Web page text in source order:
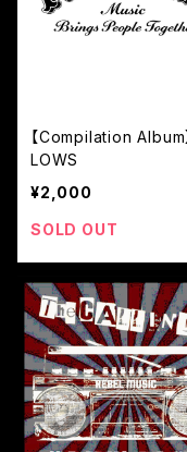
【Compilation Album
LOWS
¥2,000
SOLD OUT